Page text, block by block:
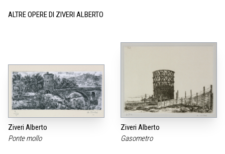
ALTRE OPERE DI ZIVERI ALBERTO
Ziveri Alberto
Ponte mollo
Ziveri Alberto
Gasometro